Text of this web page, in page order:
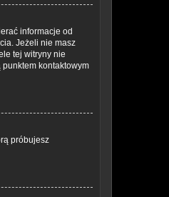
informacje od
Jeżeli nie masz
tej witryny nie
kontaktowym
próbujesz